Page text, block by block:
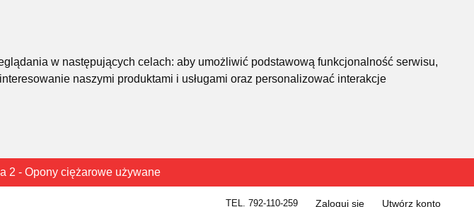
w następujących celach: aby umożliwić podstawową funkcjonalność serwisu,
naszymi produktami i usługami oraz personalizować interakcje
2 - Opony ciężarowe używane
TEL. 792-110-259 Zaloguj się Utwórz konto